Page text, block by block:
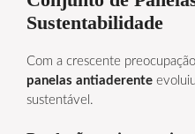
Sustentabilidade
Com a crescente
panelas antiaderente
sustentável.